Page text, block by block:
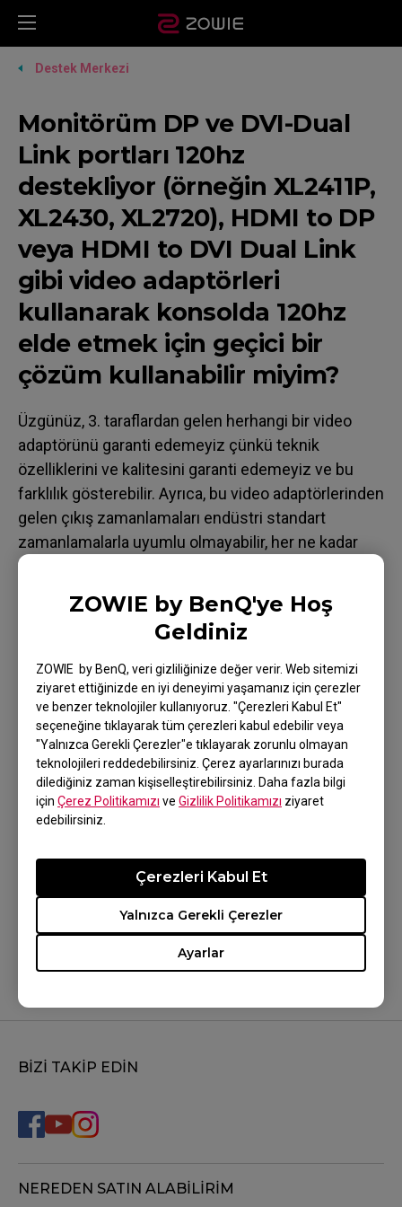
ZOWIE by BenQ'ye Hoş
Geldiniz
ZOWIE by BenQ, veri gizliliğinize değer verir. Web sitemizi
ziyaret ettiğinizde en iyi deneyimi yaşamanız için çerezler
ve benzer teknolojiler kullanıyoruz. "Çerezleri Kabul Et"
seçeneğine tıklayarak tüm çerezleri kabul edebilir veya
"Yalnızca Gerekli Çerezler"e tıklayarak zorunlu olmayan
teknolojileri reddedebilirsiniz. Çerez ayarlarınızı burada
dilediğiniz zaman kişiselleştirebilirsiniz. Daha fazla bilgi
için Çerez Politikamızı ve Gizlilik Politikamızı ziyaret
edebilirsiniz.
Ayarlar
Yalnızca Gerekli Çerezler
Çerezleri Kabul Et
Destek Merkezi
Monitörüm DP ve DVI-Dual
Link portları 120hz
destekliyor (örneğin XL2411P,
XL2430, XL2720), HDMI to DP
veya HDMI to DVI Dual Link
gibi video adaptörleri
kullanarak konsolda 120hz
elde etmek için geçici bir
çözüm kullanabilir miyim?
Üzgünüz, 3. taraflardan gelen herhangi bir video
adaptörünü garanti edemeyiz çünkü teknik
özelliklerini ve kalitesini garanti edemeyiz ve bu
farklılık gösterebilir. Ayrıca, bu video adaptörlerinden
gelen çıkış zamanlamaları endüstri standart
zamanlamalarla uyumlu olmayabilir, her ne kadar
çalışabilir olsa da monitör sürekli bir garanti mesajı
monitörünüzle birlikte gelen DVI çift bağlantı
kablosunu kullanın).
Uygulanabilir modeller
XL2411P (24"), XL2430 (24"), XL2720 (27")
Bu yardımcı oldu mu?
Evet Hayır
BİZİ TAKİP EDİN
NEREDEN SATIN ALABİLİRİM